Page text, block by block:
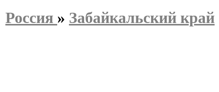
Россия » Забайкальский край